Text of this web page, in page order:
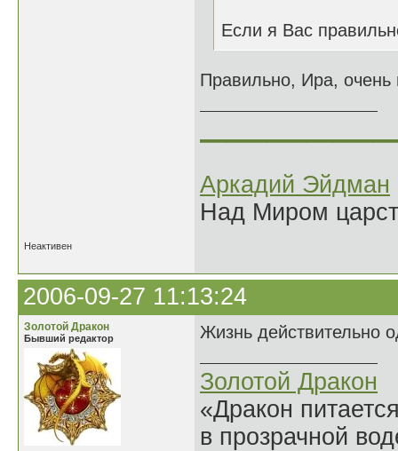
Если я Вас
Правильно, Ира, очень
Аркадий Эйдман
Над Миром
Неактивен
2006-09-27 11:13:24
Золотой Дракон
Бывший редактор Жизнь действительно
Золотой Дракон
«Дракон
в прозрачной